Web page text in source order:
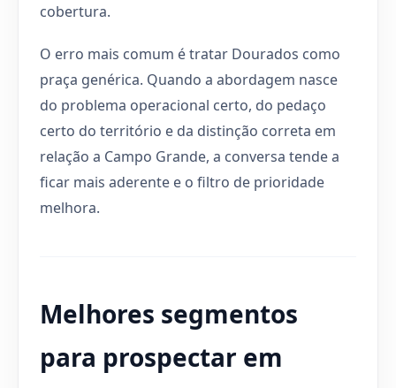
cobertura.
O erro mais comum é tratar Dourados como
praça genérica. Quando a abordagem nasce
do problema operacional certo, do pedaço
certo do território e da distinção correta em
relação a Campo Grande, a conversa tende a
ficar mais aderente e o filtro de prioridade
melhora.
Melhores segmentos
para prospectar em